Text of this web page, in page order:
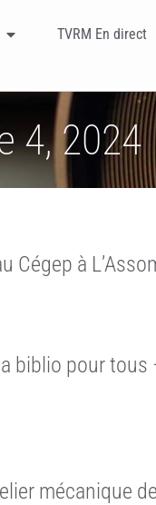
TVRM En direct
4, 2024
Cégep à
biblio pour tous
mécanique